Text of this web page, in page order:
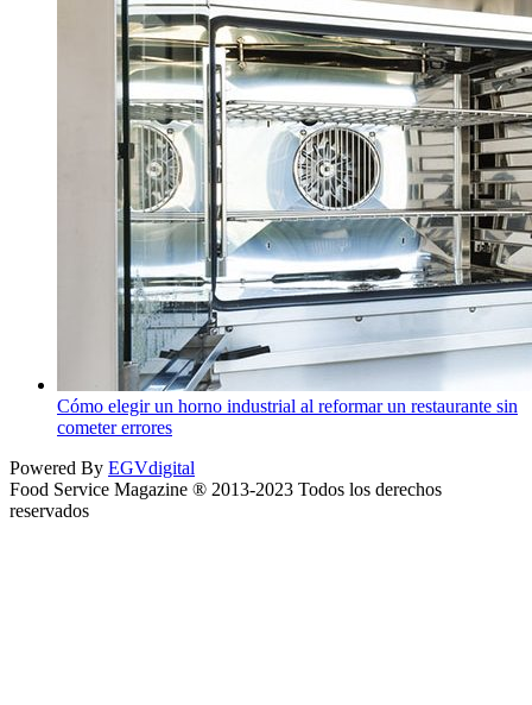
Cómo elegir un horno industrial al reformar un restaurante sin
cometer errores
Powered By EGVdigital
Food Service Magazine ® 2013-2023 Todos los derechos
reservados